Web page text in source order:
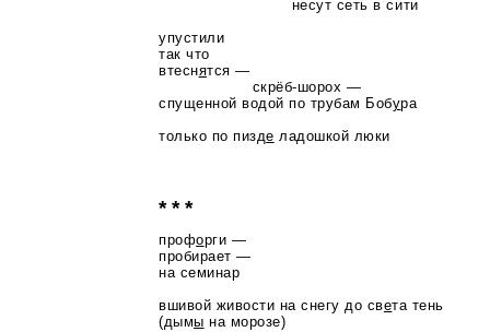
несут сеть в сити
упустили
так что
втеснятся —
скрёб-шорох —
спущенной водой по трубам Бобура
только по пизде ладошкой люки
* * *
профорги —
пробирает —
на семинар
вшивой живости на снегу до света тень
(дымы на морозе)